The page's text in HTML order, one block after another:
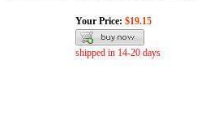
Your Price: $19.15
shipped in 14-20 days